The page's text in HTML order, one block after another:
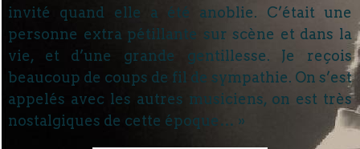
invité quand elle a été anoblie. C’était une
personne extra pétillante sur scène et dans la
vie, et d’une grande gentillesse. Je reçois
beaucoup de coups de fil de sympathie. On s’est
appelés avec les autres musiciens, on est très
nostalgiques de cette époque… »